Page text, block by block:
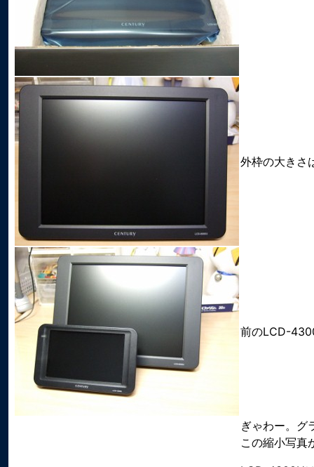
外枠の大きさ
前のLCD-
ぎゃわー。グ
この縮小写真